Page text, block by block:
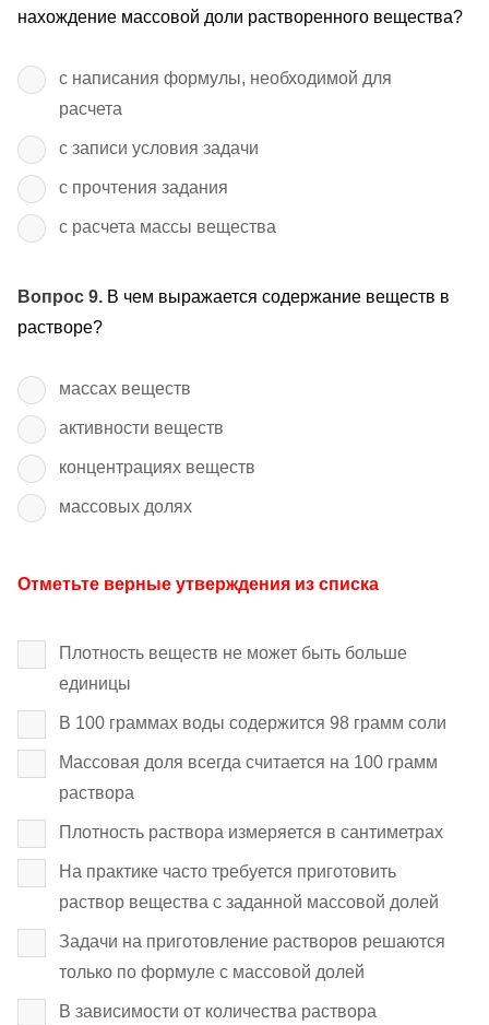
нахождение массовой доли растворенного вещества?
с написания формулы, необходимой для
расчета
с записи условия задачи
с прочтения задания
с расчета массы вещества
Вопрос 9. В чем выражается содержание веществ в
растворе?
массах веществ
активности веществ
концентрациях веществ
массовых долях
Отметьте верные утверждения из списка
Плотность веществ не может быть больше
единицы
В 100 граммах воды содержится 98 грамм соли
Массовая доля всегда считается на 100 грамм
раствора
Плотность раствора измеряется в сантиметрах
На практике часто требуется приготовить
раствор вещества с заданной массовой долей
Задачи на приготовление растворов решаются
только по формуле с массовой долей
В зависимости от количества раствора